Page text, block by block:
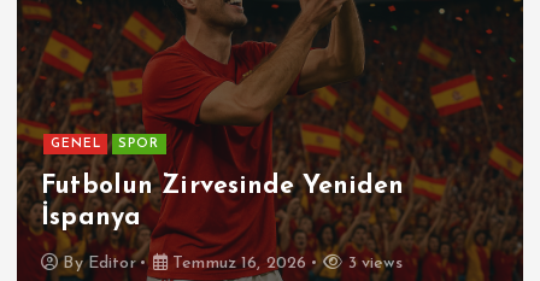
GENEL SPOR
Futbolun Zirvesinde Yeniden
İspanya
ByEditor Temmuz 16, 2026 3 views